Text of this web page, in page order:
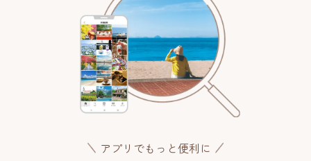
アプリでもっと便利に